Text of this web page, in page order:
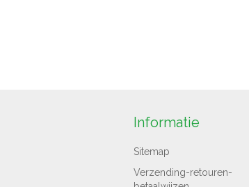
Informatie
Sitemap
Verzending-retouren-